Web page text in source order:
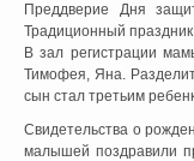
Преддверие Дня
Традиционный
В зал регистрации
Тимофея, Яна.
сын стал третьим
Свидетельства о
малышей поздравили